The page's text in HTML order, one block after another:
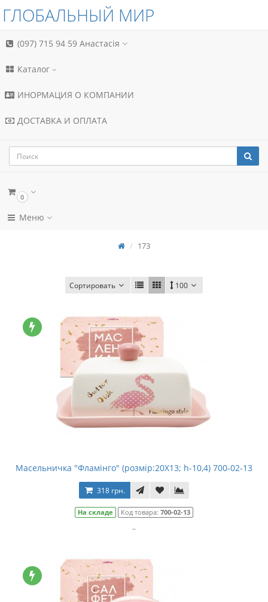
ГЛОБАЛЬНЫЙ МИР
(097) 715 94 59 Анастасія
Каталог
ИНОРМАЦИЯ О КОМПАНИИ
ДОСТАВКА И ОПЛАТА
0
Меню
173
Сортировать 100
Масельничка "Фламінго" (розмір:20Х13; h-10,4) 700-02-13
318 грн.
На складе Код товара: 700-02-13
..